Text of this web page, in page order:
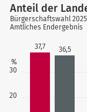
20
30
%
37,7 36,5
Anteil der
Bürgerschaftswahl
Amtliches Endergebnis